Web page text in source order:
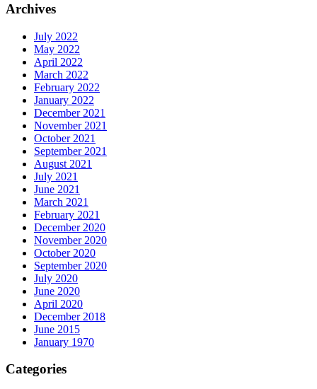
Archives
July 2022
May 2022
April 2022
March 2022
February 2022
January 2022
December 2021
November 2021
October 2021
September 2021
August 2021
July 2021
June 2021
March 2021
February 2021
December 2020
November 2020
October 2020
September 2020
July 2020
June 2020
April 2020
December 2018
June 2015
January 1970
Categories